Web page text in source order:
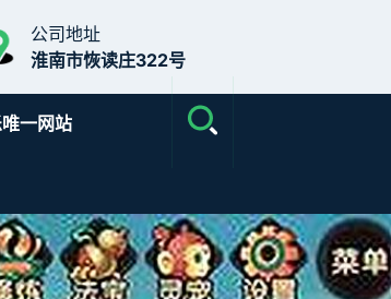
公司地址
淮南市恢读庄322号
一网站